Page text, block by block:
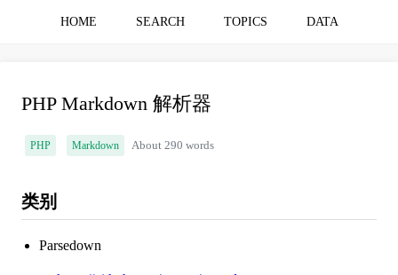
HOME SEARCH TOPICS DATA
PHP Markdown 解析器
PHP Markdown About 290 words
类别
Parsedown